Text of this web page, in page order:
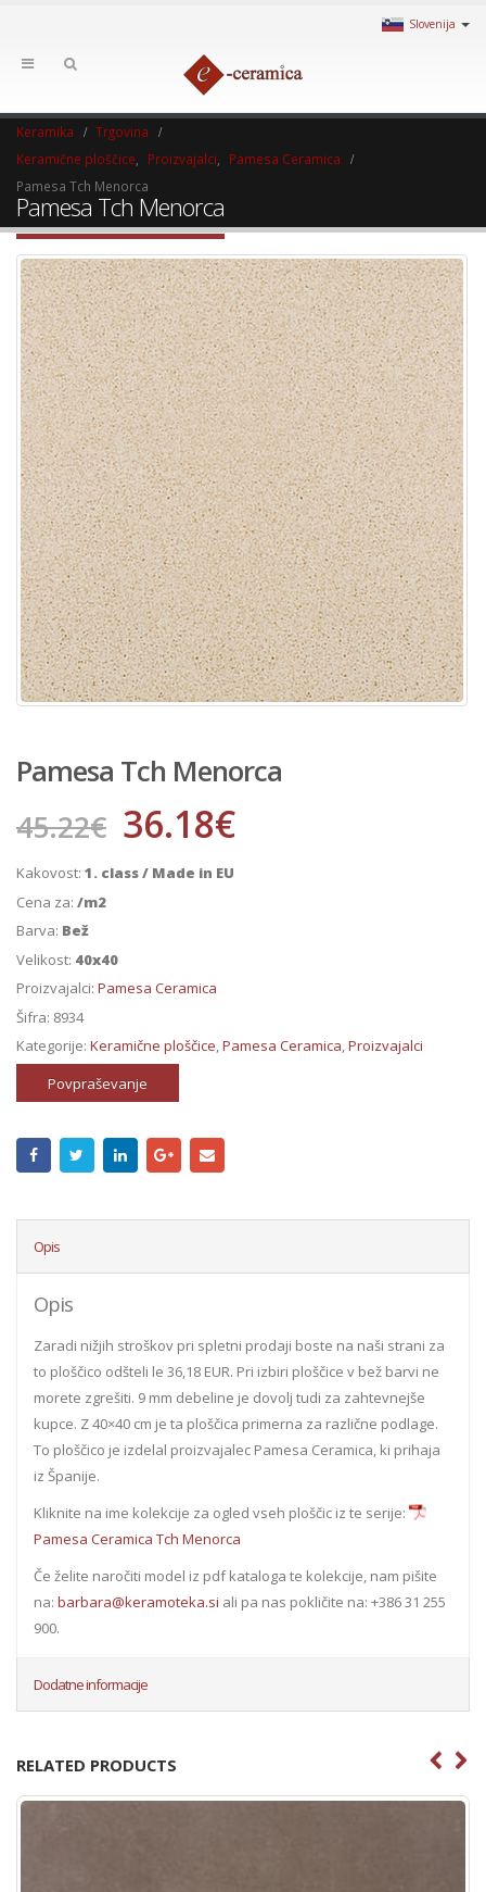
Slovenija
Keramika
Trgovina
Keramične ploščice
Proizvajalci
Pamesa Ceramica
Pamesa Tch Menorca
Pamesa Tch Menorca
Pamesa Tch Menorca
45.22€ 36.18€
Kakovost: 1. class / Made in EU
Cena za: /m2
Barva: Bež
Velikost: 40x40
Proizvajalci: Pamesa Ceramica
Šifra: 8934
Kategorije: Keramične ploščice,Pamesa Ceramica,Proizvajalci
Povpraševanje
Opis
Opis
Zaradi nižjih stroškov pri spletni prodaji boste na naši strani za
to ploščico odšteli le 36,18 EUR. Pri izbiri ploščice v bež barvi ne
morete zgrešiti. 9 mm debeline je dovolj tudi za zahtevnejše
kupce. Z 40×40 cm je ta ploščica primerna za različne podlage.
To ploščico je izdelal proizvajalec Pamesa Ceramica, ki prihaja
iz Španije.
Kliknite na ime kolekcije za ogled vseh ploščic iz te serije:
Pamesa Ceramica Tch Menorca
Če želite naročiti model iz pdf kataloga te kolekcije, nam pišite
na: barbara@keramoteka.si ali pa nas pokličite na: +386 31 255
900.
Dodatne informacije
RELATED PRODUCTS